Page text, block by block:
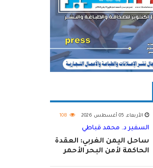
الأربعاء, 05 أغسطس 2026 108
السفير د. محمد قباطي
ساحل اليمن الغربي: العقدة
الحاكمة لأمن البحر الأحمر